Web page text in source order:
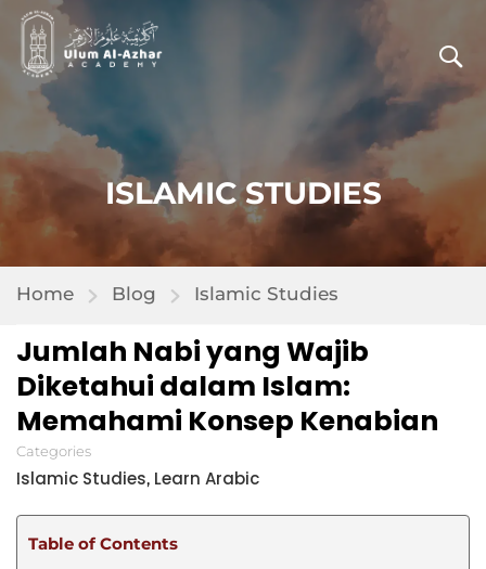
ISLAMIC STUDIES
Home Blog Islamic Studies
Jumlah Nabi yang Wajib
Diketahui dalam Islam:
Memahami Konsep Kenabian
Categories
Islamic Studies, Learn Arabic
Table of Contents